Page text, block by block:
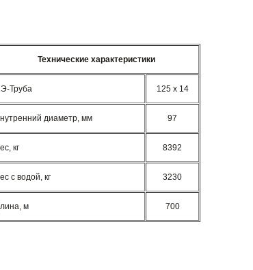
Технические характеристики
Труба 125 x 14
диаметр, мм 97
кг 8392
с водой, кг 3230
м 700